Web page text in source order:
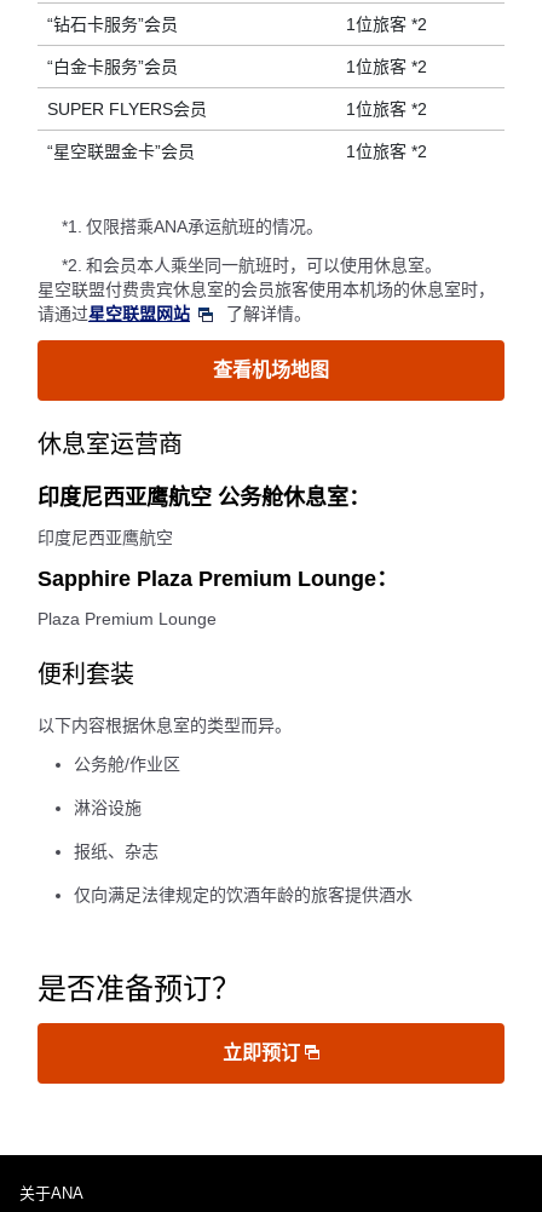
“钻石卡服务”会员 1位旅客 *2
“白金卡服务”会员 1位旅客 *2
SUPER FLYERS会员 1位旅客 *2
“星空联盟金卡”会员 1位旅客 *2
*1.
仅限搭乘ANA承运航班的情况。
*2. 和会员本人乘坐同一航班时，可以使用休息室。
星空联盟付费贵宾休息室的会员旅客使用本机场的休息室时，
请通过星空联盟网站 了解详情。
查看机场地图
休息室运营商
印度尼西亚鹰航空 公务舱休息室：
印度尼西亚鹰航空
Sapphire Plaza Premium Lounge：
Plaza Premium Lounge
便利套装
以下内容根据休息室的类型而异。
公务舱/作业区
淋浴设施
报纸、杂志
仅向满足法律规定的饮酒年龄的旅客提供酒水
是否准备预订？
立即预订
关于ANA